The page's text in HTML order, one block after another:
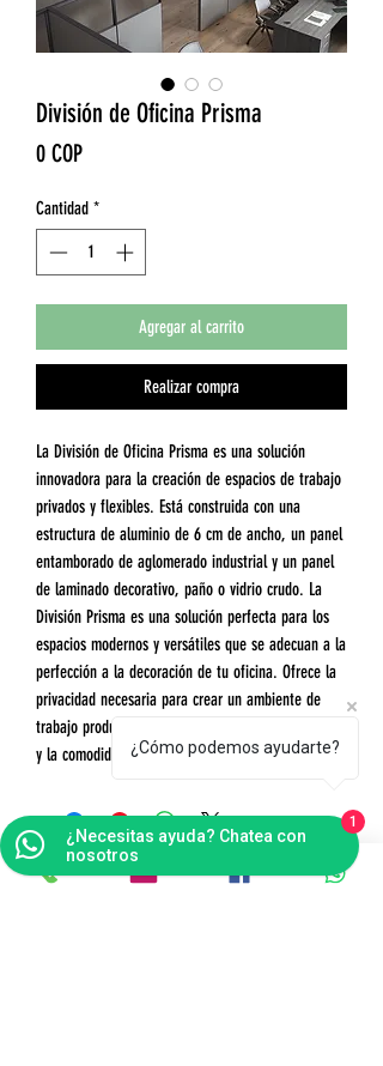
División de Oficina Prisma
0 COPPrecio
Cantidad *
Agregar al carrito
Realizar compra
La División de Oficina Prisma es una solución
innovadora para la creación de espacios de trabajo
privados y flexibles. Está construida con una
estructura de aluminio de 6 cm de ancho, un panel
entamborado de aglomerado industrial y un panel
de laminado decorativo, paño o vidrio crudo. La
División Prisma es una solución perfecta para los
espacios modernos y versátiles que se adecuan a la
perfección a la decoración de tu oficina. Ofrece la
privacidad necesaria para crear un ambiente de
trabajo productivo, sin dejar de lado la modernidad
y la comodidad.
¿Cómo podemos ayudarte?
¿Necesitas ayuda? Chatea con
nosotros
1